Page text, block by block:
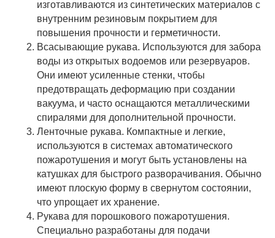
изготавливаются из синтетических материалов с
внутренним резиновым покрытием для
повышения прочности и герметичности.
Всасывающие рукава. Используются для забора
воды из открытых водоемов или резервуаров.
Они имеют усиленные стенки, чтобы
предотвращать деформацию при создании
вакуума, и часто оснащаются металлическими
спиралями для дополнительной прочности.
Ленточные рукава. Компактные и легкие,
используются в системах автоматического
пожаротушения и могут быть установлены на
катушках для быстрого разворачивания. Обычно
имеют плоскую форму в свернутом состоянии,
что упрощает их хранение.
Рукава для порошкового пожаротушения.
Специально разработаны для подачи